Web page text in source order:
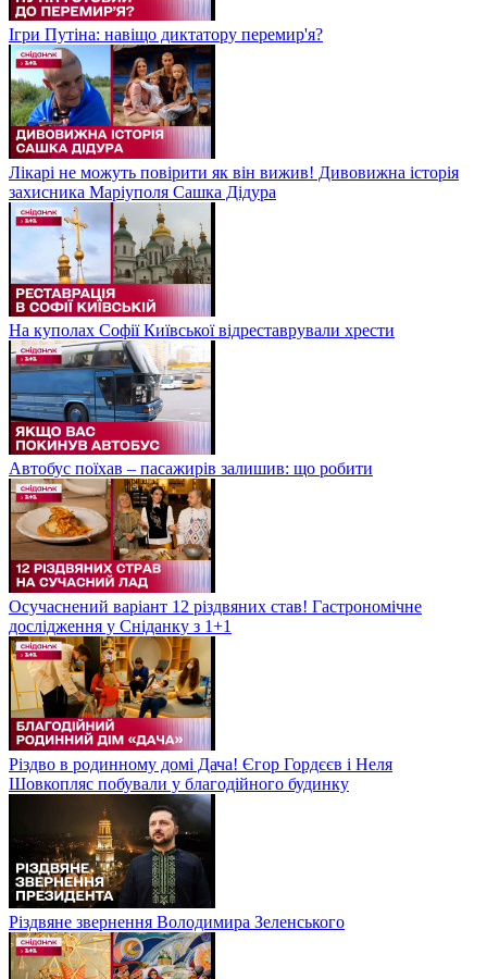
Ігри Путіна: навіщо диктатору перемир'я?
Лікарі не можуть повірити як він вижив! Дивовижна історія
захисника Маріуполя Сашка Дідура
На куполах Софії Київської відреставрували хрести
Автобус поїхав – пасажирів залишив: що робити
Осучаснений варіант 12 різдвяних став! Гастрономічне
дослідження у Сніданку з 1+1
Різдво в родинному домі Дача! Єгор Гордєєв і Неля
Шовкопляс побували у благодійного будинку
Різдвяне звернення Володимира Зеленського